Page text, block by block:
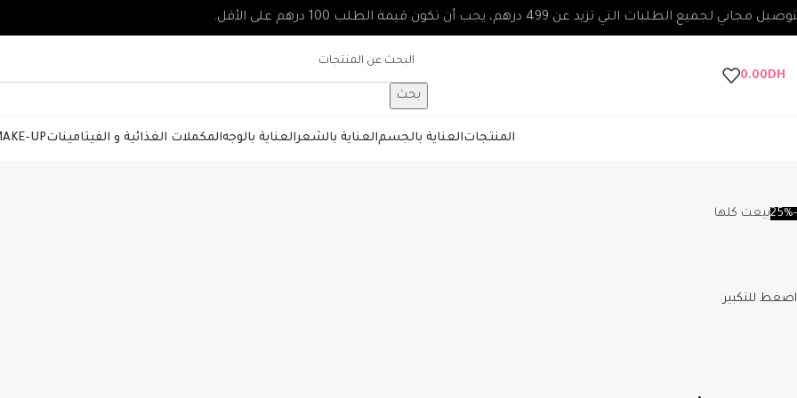
مجاني لجميع الطلبات التي تزيد عن 499 درهم، يجب أن تكون قيمة الطلب 100 درهم على الأقل.
0.00DH
بحث
المنتجاتالعناية بالجسمالعناية بالشعرالعناية بالوجهالمكملات الغذائية و الفيتاميناتUP
-25% بيعت كلها
اضغط للتكبير